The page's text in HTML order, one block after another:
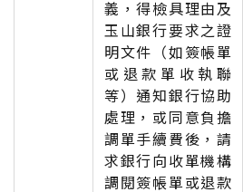
義，得檢具理由及
玉山銀行要求之證
明文件（如簽帳單
或退款單收執聯
等）通知銀行協助
處理，或同意負擔
調單手續費後，請
求銀行向收單機構
調閱簽帳單或退款